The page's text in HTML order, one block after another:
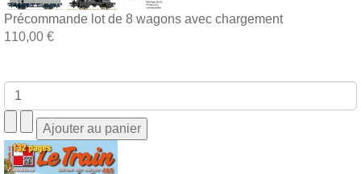
Précommande lot de 8 wagons avec chargement
110,00 €